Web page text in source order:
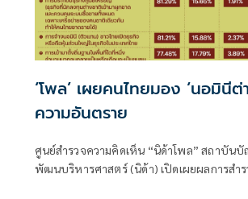
‘โพล’ เผยคนไทยมอง ‘นอมินีต่
ความอันตราย
ศูนย์สำรวจความคิดเห็น “นิด้าโพล” สถาบัน
พัฒนบริหารศาสตร์ (นิด้า) เปิดเผยผลการสำร